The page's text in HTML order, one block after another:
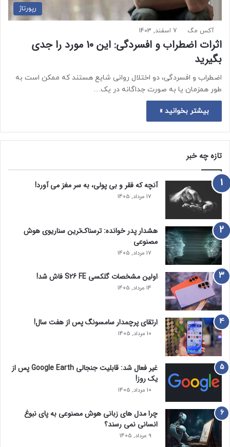
رپورتاژ
آکس مگ 7 اسفند, 1403
اثرات اضطراب و افسردگی: این 10 مورد را جدی
بگیرید
اضطراب و افسردگی، دو اختلال روانی شایع هستند که ممکن است به
طور همزمان یا به صورت جداگانه در یک…
بیشتر بخوانید »
تازه چه خبر
آنچه که فقر و بی‌ پولی، به سر مغز می‌ آورد!
17 مرداد, 1405
هشدار پدر خوانده: ترسناک‌ترین سناریوی هوش
مصنوعی
17 مرداد, 1405
اولین مشخصات گلکسی S26 FE فاش شد!
14 مرداد, 1405
ارتقای پرچمدار سامسونگ پس از هفت سال!
10 مرداد, 1405
غیر فعال شد: قابلیت جنجالی Google Earth پس از
یک روز!
10 مرداد, 1405
چرا مدل‌ های زبانی هوش مصنوعی به پای نبوغ
انسانی نمی‌ رسند؟
9 مرداد, 1405